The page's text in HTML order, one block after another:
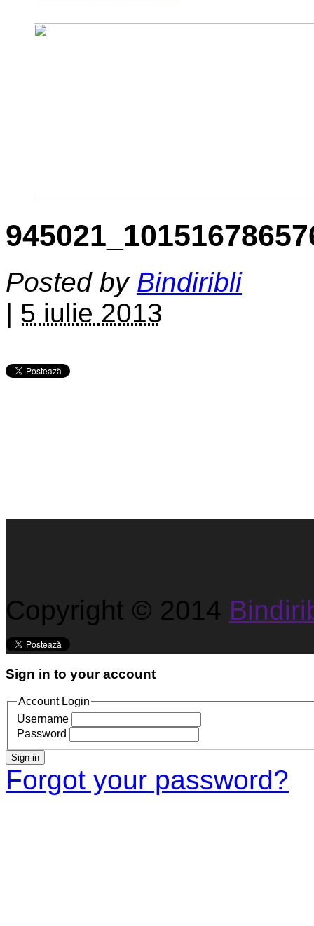
Posted by Bindiribli
| 5 iulie 2013
Copyright © 2014
Sign in to your account
Account Login
Username
Password
Sign in
Forgot your password?